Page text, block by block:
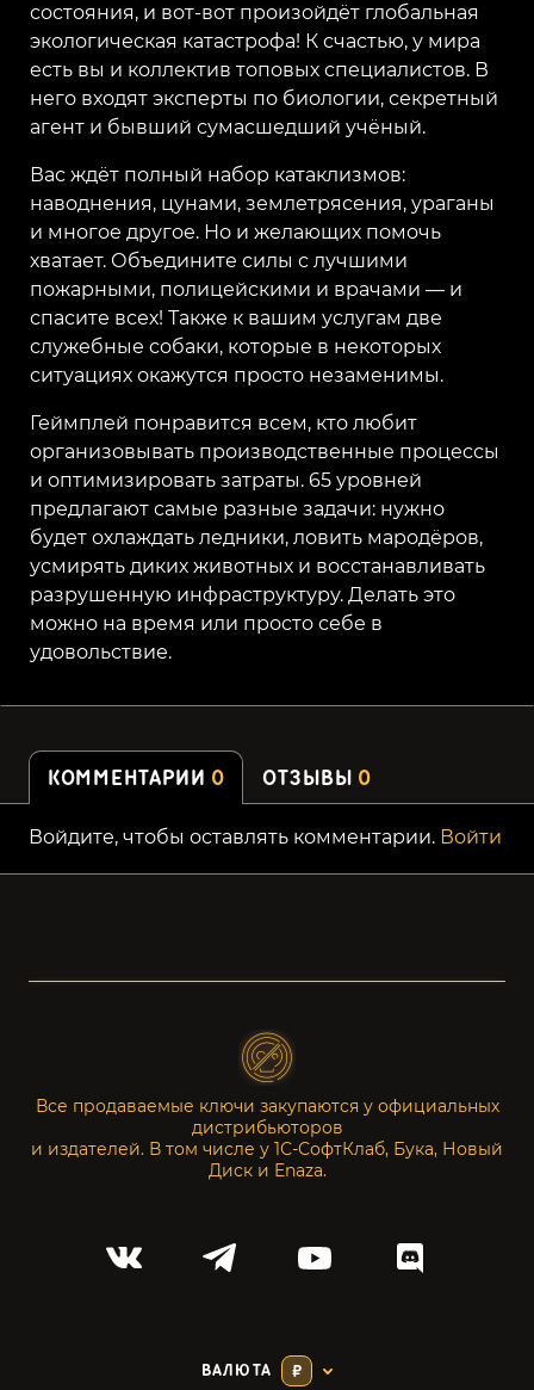
состояния, и вот-вот произойдёт глобальная
экологическая катастрофа! К счастью, у мира
есть вы и коллектив топовых специалистов. В
него входят эксперты по биологии, секретный
агент и бывший сумасшедший учёный.
Вас ждёт полный набор катаклизмов:
наводнения, цунами, землетрясения, ураганы
и многое другое. Но и желающих помочь
хватает. Объедините силы с лучшими
пожарными, полицейскими и врачами — и
спасите всех! Также к вашим услугам две
служебные собаки, которые в некоторых
ситуациях окажутся просто незаменимы.
Геймплей понравится всем, кто любит
организовывать производственные процессы
и оптимизировать затраты. 65 уровней
предлагают самые разные задачи: нужно
будет охлаждать ледники, ловить мародёров,
усмирять диких животных и восстанавливать
разрушенную инфраструктуру. Делать это
можно на время или просто себе в
удовольствие.
КОММЕНТАРИИ 0 ОТЗЫВЫ 0
Войдите, чтобы оставлять комментарии. Войти
Все продаваемые ключи закупаются у официальных
дистрибьюторов
и издателей. В том числе у 1С-СофтКлаб, Бука, Новый
Диск и Enaza.
ВАЛЮТА ₽